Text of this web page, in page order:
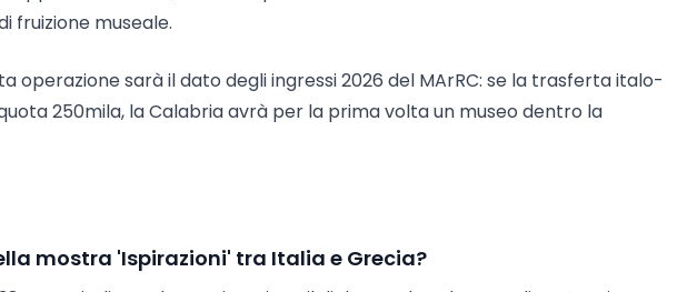
fruizione museale.
operazione sarà il dato degli ingressi 2026 del MArRC: se la trasferta italo-
250mila, la Calabria avrà per la prima volta un museo dentro la
mostra 'Ispirazioni' tra Italia e Grecia?